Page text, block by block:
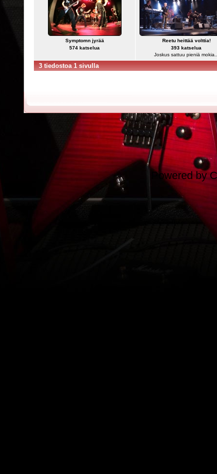
Symptomn jyrää
574 katselua
Reetu heittää volttia!
393 katselua
Joskus sattuu pieniä
3 tiedostoa 1 sivulla
Powered by